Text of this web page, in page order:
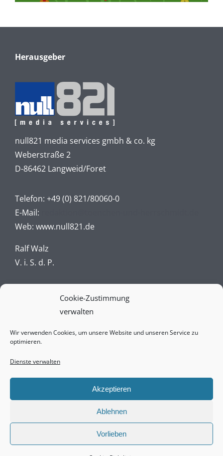
Cookie-Zustimmung
verwalten
Wir verwenden Cookies, um unsere Website und unseren Service zu
optimieren.
Dienste verwalten
Akzeptieren
Ablehnen
Vorlieben
Herausgeber
null821 media services gmbh & co. kg
Weberstraße 2
D-86462 Langweid/Foret
Telefon: +49 (0) 821/80060-0
E-Mail:
Web: www.null821.de
Ralf Walz
V. i. S. d. P.
Datenschutz
AGBs
Vertrag widerrufen online
Widerrufsbelehrung
Copyright © 2021-2025 null821 media services
gmbh & co. kg